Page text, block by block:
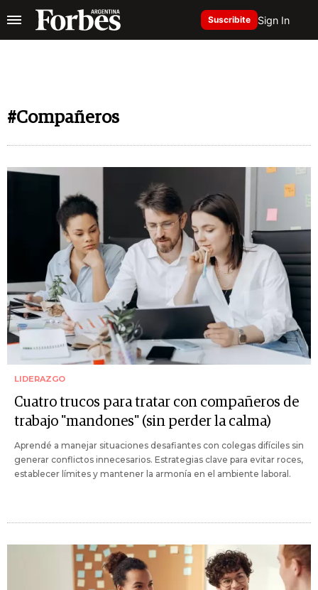
Suscribite Sign In
#Compañeros
LIDERAZGO
Cuatro trucos para tratar con compañeros de
trabajo "mandones" (sin perder la calma)
Aprendé a manejar situaciones desafiantes con colegas difíciles sin
generar conflictos innecesarios. Estrategias clave para evitar roces,
establecer límites y mantener la armonía en el ambiente laboral.